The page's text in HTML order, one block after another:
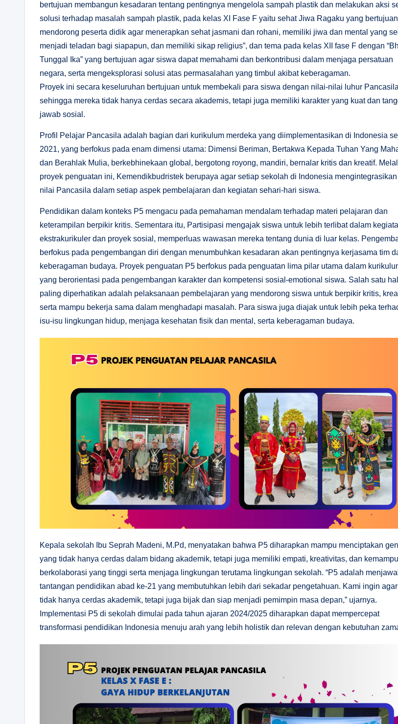
bertujuan membangun kesadaran tentang pentingnya mengelola sampah plastik dan melakukan aksi
solusi terhadap masalah sampah plastik, pada kelas XI Fase F yaitu sehat Jiwa Ragaku yang bertujuan
mendorong peserta didik agar menerapkan sehat jasmani dan rohani, memiliki jiwa dan mental yang
menjadi teladan bagi siapapun, dan memiliki sikap religius”, dan tema pada kelas XII fase F dengan
Tunggal Ika” yang bertujuan agar siswa dapat memahami dan berkontribusi dalam menjaga persatuan
negara, serta mengeksplorasi solusi atas permasalahan yang timbul akibat keberagaman.
Proyek ini secara keseluruhan bertujuan untuk membekali para siswa dengan nilai-nilai luhur
sehingga mereka tidak hanya cerdas secara akademis, tetapi juga memiliki karakter yang kuat dan
jawab sosial.
Profil Pelajar Pancasila adalah bagian dari kurikulum merdeka yang diimplementasikan di Indonesia
2021, yang berfokus pada enam dimensi utama: Dimensi Beriman, Bertakwa Kepada Tuhan Yang
dan Berahlak Mulia, berkebhinekaan global, bergotong royong, mandiri, bernalar kritis dan kreatif.
proyek penguatan ini, Kemendikbudristek berupaya agar setiap sekolah di Indonesia
nilai Pancasila dalam setiap aspek pembelajaran dan kegiatan sehari-hari siswa.
Pendidikan dalam konteks P5 mengacu pada pemahaman mendalam terhadap materi pelajaran dan
keterampilan berpikir kritis. Sementara itu, Partisipasi mengajak siswa untuk lebih terlibat dalam
ekstrakurikuler dan proyek sosial, memperluas wawasan mereka tentang dunia di luar kelas.
berfokus pada pengembangan diri dengan menumbuhkan kesadaran akan pentingnya kerjasama tim
keberagaman budaya. Proyek penguatan P5 berfokus pada penguatan lima pilar utama dalam
yang berorientasi pada pengembangan karakter dan kompetensi sosial-emotional siswa. Salah satu
paling diperhatikan adalah pelaksanaan pembelajaran yang mendorong siswa untuk berpikir kritis,
serta mampu bekerja sama dalam menghadapi masalah. Para siswa juga diajak untuk lebih peka
isu-isu lingkungan hidup, menjaga kesehatan fisik dan mental, serta keberagaman budaya.
Kepala sekolah Ibu Seprah Madeni, M.Pd, menyatakan bahwa P5 diharapkan mampu menciptakan
yang tidak hanya cerdas dalam bidang akademik, tetapi juga memiliki empati, kreativitas, dan
berkolaborasi yang tinggi serta menjaga lingkungan terutama lingkungan sekolah. “P5 adalah
tantangan pendidikan abad ke-21 yang membutuhkan lebih dari sekadar pengetahuan. Kami ingin
tidak hanya cerdas akademik, tetapi juga bijak dan siap menjadi pemimpin masa depan,” ujarnya.
Implementasi P5 di sekolah dimulai pada tahun ajaran 2024/2025 diharapkan dapat mempercepat
transformasi pendidikan Indonesia menuju arah yang lebih holistik dan relevan dengan kebutuhan